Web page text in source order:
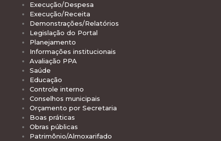
Execução/Despesa
Execução/Receita
Demonstrações/Relatórios
Legislação do Portal
Planejamento
Informações institucionais
Avaliação PPA
Saúde
Educação
Controle interno
Conselhos municipais
Orçamento por Secretaria
Boas práticas
Obras públicas
Patrimônio/Almoxarifado